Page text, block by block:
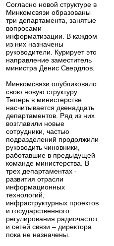
Согласно новой структуре в
Минкомсвязи образованы
три департамента, занятые
вопросами
информатизации. В каждом
из них назначены
руководители. Курирует это
направление заместитель
министра Денис Свердлов.
Минкомсвязи опубликовало
свою новую структуру.
Теперь в министерстве
насчитывается двенадцать
департаментов. Ряд из них
возглавили новые
сотрудники, частью
подразделений продолжили
руководить чиновники,
работавшие в предыдущей
команде министерства. В
трех департаментах -
развития отрасли
информационных
технологий,
инфраструктурных проектов
и государственного
регулирования радиочастот
и сетей связи – директора
пока не назначены.